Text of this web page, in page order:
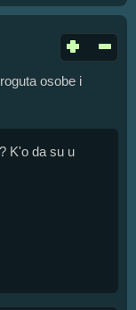
osobe i
K'o da su u